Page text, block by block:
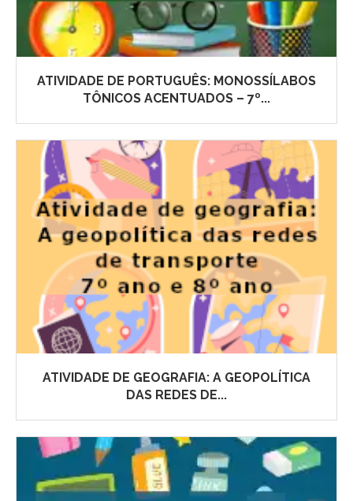
ATIVIDADE DE PORTUGUÊS: MONOSSÍLABOS
TÔNICOS ACENTUADOS – 7º...
ATIVIDADE DE GEOGRAFIA: A GEOPOLÍTICA
DAS REDES DE...